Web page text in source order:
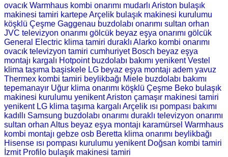
ovacık Warmhaus kombi onarımı mudarlı Ariston bulaşık
makinesi tamiri kartepe Arçelik bulaşık makinesi kurulumu
köşklü Çeşme Gaggenau buzdolabı onarımı sultan orhan
JVC televizyon onarımı gölcük beyaz eşya onarımı gölcük
General Electric klima tamiri duraklı Alarko kombi onarımı
ovacık televizyon tamiri cumhuriyet Bosch beyaz eşya
montajı kargalı Hotpoint buzdolabı bakımı yenikent Vestel
klima taşıma başiskele LG beyaz eşya montajı adem yavuz
Thermex kombi tamiri beylikbağı Miele buzdolabı bakımı
tepemanayır Uğur klima onarımı köşklü Çeşme Beko bulaşık
makinesi kurulumu yenikent Ariston çamaşır makinesi tamiri
yenikent LG klima taşıma kargalı Arçelik ısı pompası bakımı
kadıllı Samsung buzdolabı onarımı duraklı televizyon onarımı
sultan orhan Altus beyaz eşya montajı karamürsel Warmhaus
kombi montajı gebze osb Beretta klima onarımı beylikbağı
Hisense ısı pompası kurulumu yenikent Doğsan kombi tamiri
İzmit Profilo bulaşık makinesi tamiri